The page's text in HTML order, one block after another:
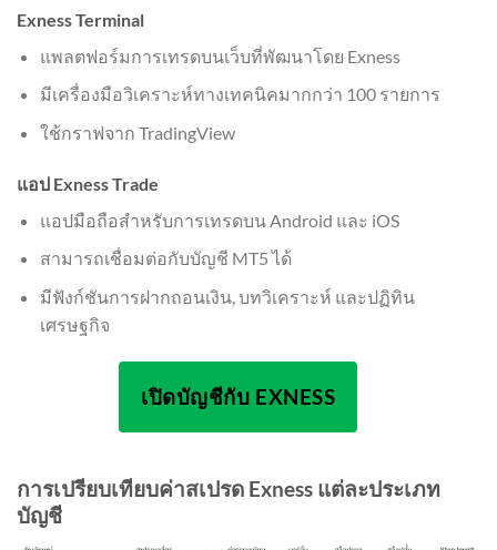
Exness Terminal
แพลตฟอร์มการเทรดบนเว็บที่พัฒนาโดย Exness
มีเครื่องมือวิเคราะห์ทางเทคนิคมากกว่า 100 รายการ
ใช้กราฟจาก TradingView
แอป Exness Trade
แอปมือถือสำหรับการเทรดบน Android และ iOS
สามารถเชื่อมต่อกับบัญชี MT5 ได้
มีฟังก์ชันการฝากถอนเงิน, บทวิเคราะห์ และปฏิทิน
เศรษฐกิจ
เปิดบัญชีกับ EXNESS
การเปรียบเทียบค่าสเปรด Exness แต่ละประเภท
บัญชี